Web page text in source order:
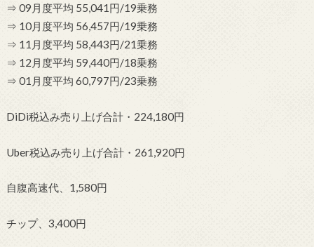
⇒ 09月度平均 55,041円/19乗務
⇒ 10月度平均 56,457円/19乗務
⇒ 11月度平均 58,443円/21乗務
⇒ 12月度平均 59,440円/18乗務
⇒ 01月度平均 60,797円/23乗務
DiDi税込み売り上げ合計・224,180円
Uber税込み売り上げ合計・261,920円
自腹高速代、1,580円
チップ、3,400円